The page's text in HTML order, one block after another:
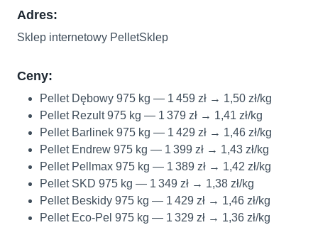
Adres:
Sklep internetowy PelletSklep
Ceny:
Pellet Dębowy 975 kg — 1 459 zł → 1,50 zł/kg
Pellet Rezult 975 kg — 1 379 zł → 1,41 zł/kg
Pellet Barlinek 975 kg — 1 429 zł → 1,46 zł/kg
Pellet Endrew 975 kg — 1 399 zł → 1,43 zł/kg
Pellet Pellmax 975 kg — 1 389 zł → 1,42 zł/kg
Pellet SKD 975 kg — 1 349 zł → 1,38 zł/kg
Pellet Beskidy 975 kg — 1 429 zł → 1,46 zł/kg
Pellet Eco-Pel 975 kg — 1 329 zł → 1,36 zł/kg